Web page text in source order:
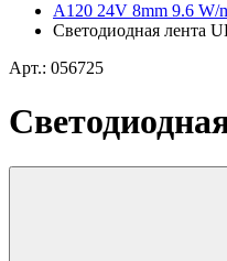
A120 24V 8mm 9.6 W/
Светодиодная лента
Арт.: 056725